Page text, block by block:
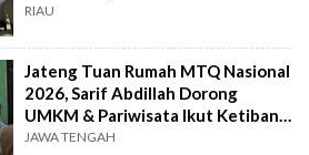
RIAU
Jateng Tuan Rumah MTQ Nasional
2026, Sarif Abdillah Dorong
UMKM & Pariwisata Ikut Ketiban
Berkah
JAWA TENGAH